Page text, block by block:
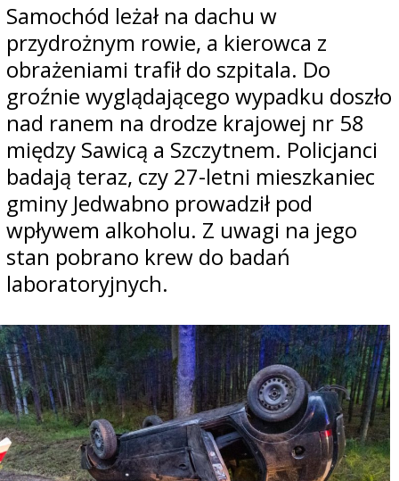
Samochód leżał na dachu w
przydrożnym rowie, a kierowca z
obrażeniami trafił do szpitala. Do
groźnie wyglądającego wypadku doszło
nad ranem na drodze krajowej nr 58
między Sawicą a Szczytnem. Policjanci
badają teraz, czy 27-letni mieszkaniec
gminy Jedwabno prowadził pod
wpływem alkoholu. Z uwagi na jego
stan pobrano krew do badań
laboratoryjnych.